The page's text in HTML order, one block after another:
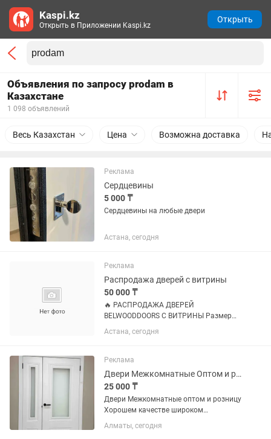
Объявления по запросу prodam в
Казахстане
1 098 объявлений
Весь Казахстан Цена Возможна доставка
Реклама
Сердцевины
5 000 ₸
Сердцевины на любые двери
Астана, сегодня
Реклама
Распродажа дверей с витрины
50 000 ₸
🔥 РАСПРОДАЖА ДВЕРЕЙ
BELWOODDOORS С ВИТРИНЫ Размер
дверей: 2200 × 800 мм Каждая модель
представлена в одном экземпляре. В
коробка без порога; — наличники с...
Астана, сегодня
Реклама
Двери Межкомнатные Оптом и розницу хорошем качестве в широком ассортименте
25 000 ₸
Двери Межкомнатные оптом и розницу
Хорошем качестве широком
ассортименте! Цены от 20000 и выше
Размеры 02000 И высота 2.20 есть
Алматы, сегодня
Kaspi.kz
Открыть в Приложении Kaspi.kz
Открыть